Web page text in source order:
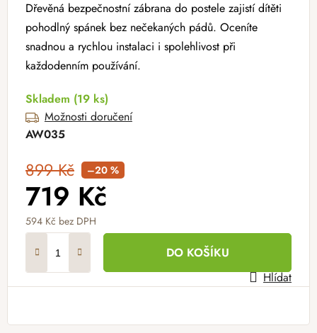
Dřevěná bezpečnostní zábrana do postele zajistí dítěti
pohodlný spánek bez nečekaných pádů. Oceníte
snadnou a rychlou instalaci i spolehlivost při
každodenním používání.
Skladem (19 ks)
Možnosti doručení
AW035
899 Kč –20 %
719 Kč
594 Kč bez DPH
DO KOŠÍKU
Hlídat